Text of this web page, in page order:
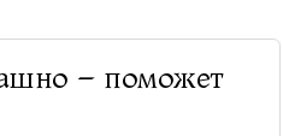
– поможет